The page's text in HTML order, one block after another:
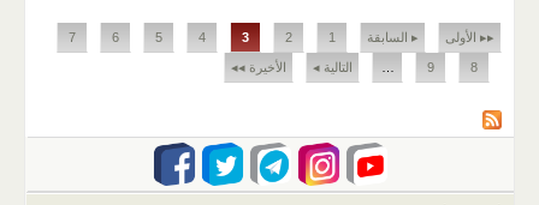
الصفحات
▸▸ الأولى ▸ السابقة 1
2
3
4
5
6
7
8
9 التالية ◂ الأخيرة ◂◂